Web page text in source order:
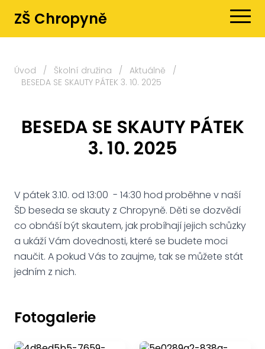
ZŠ Chropyně
Úvod / Školní družina / Aktuálně
/
BESEDA SE SKAUTY PÁTEK 3. 10. 2025
BESEDA SE SKAUTY PÁTEK
3. 10. 2025
V pátek 3.10. od 13:00 - 14:30 hod proběhne v naší
ŠD beseda se skauty z Chropyně. Děti se dozvědí
co obnáší být skautem, jak probíhají jejich schůzky
a ukáží Vám dovednosti, které se budete moci
naučit. A pokud Vás to zaujme, tak se můžete stát
jedním z nich.
Fotogalerie